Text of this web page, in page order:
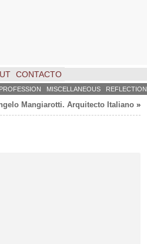
CONTACTO
PROFESSION MISCELLANEOUS REFLECTION
Mangiarotti. Arquitecto Italiano »